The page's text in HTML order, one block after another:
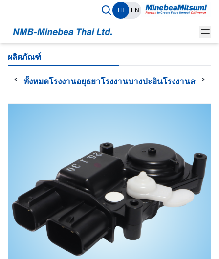
TH EN
ผลิตภัณฑ์
ทั้งหมดโรงงานอยุธยาโรงงานบางปะอินโรงงานลพบุรี